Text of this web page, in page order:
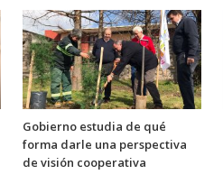
Gobierno estudia de qué
forma darle una perspectiva
de visión cooperativa